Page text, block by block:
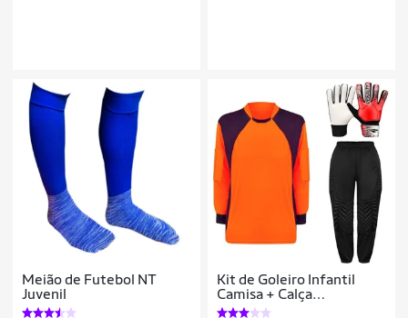
Meião de Futebol NT
Juvenil
Kit de Goleiro Infantil
Camisa + Calça
Acolchoada + Luva